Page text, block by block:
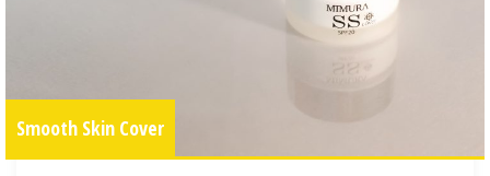
Smooth Skin Cover